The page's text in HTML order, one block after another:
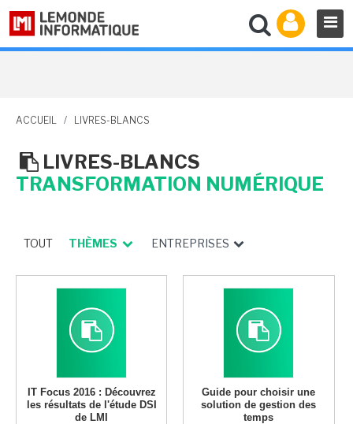
ACCUEIL / LIVRES-BLANCS
LIVRES-BLANCS
TRANSFORMATION NUMÉRIQUE
TOUT THÈMES ENTREPRISES
IT Focus 2016 : Découvrez
les résultats de l'étude DSI
de LMI
Guide pour choisir une
solution de gestion des
temps